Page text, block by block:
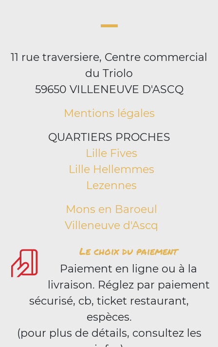
11 rue traversiere, Centre commercial
du Triolo
59650 VILLENEUVE D'ASCQ
Mentions légales
QUARTIERS PROCHES
Lille Fives
Lille Hellemmes
Lezennes
Mons en Baroeul
Villeneuve d'Ascq
Le choix du paiement
Paiement en ligne ou à la
livraison. Réglez par paiement
sécurisé, cb, ticket restaurant,
espèces.
(pour plus de détails, consultez les